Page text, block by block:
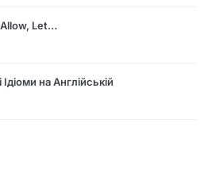
Let…
на Англійській